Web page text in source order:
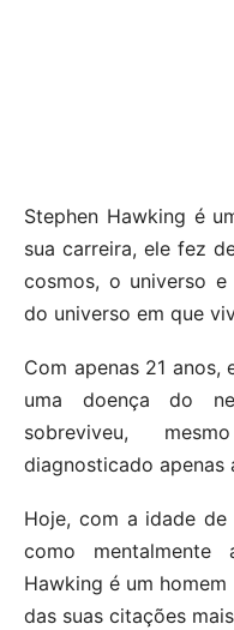
Stephen Hawking é
sua carreira, ele fez
cosmos, o universo
do universo em que
Com apenas 21
uma doença do
sobreviveu,
diagnosticado apenas
Hoje, com a idade
como mentalmente
Hawking é um
das suas citações